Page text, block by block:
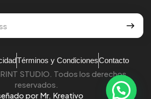
Términos y CondicionesContacto
STUDIO. Todos los derechos
reservados.
por Mr. Kreativo